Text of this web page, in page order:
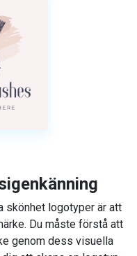
skönhet logotyper är att
Du måste förstå att
genom dess visuella